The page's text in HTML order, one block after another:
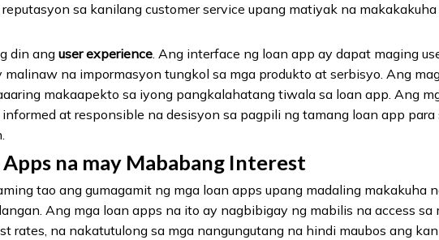
sa kanilang customer service upang matiyak na
din ang user experience. Ang interface ng loan app ay dapat maging
na impormasyon tungkol sa mga produkto at serbisyo. Ang
makaapekto sa iyong pangkalahatang tiwala sa loan app. Ang
at responsible na desisyon sa pagpili ng tamang loan app para
Apps na may Mababang Interest
tao ang gumagamit ng mga loan apps upang madaling makakuha
Ang mga loan apps na ito ay nagbibigay ng mabilis na access sa
rates, na nakatutulong sa mga nangungutang na hindi maubos ang